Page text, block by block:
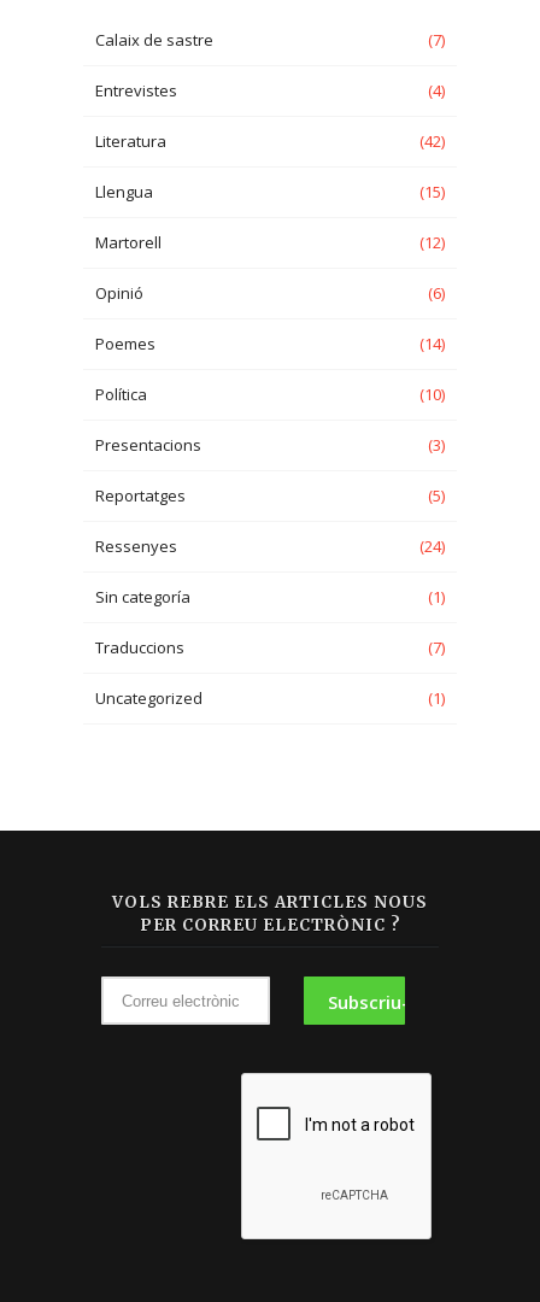
Calaix de sastre (7)
Entrevistes (4)
Literatura (42)
Llengua (15)
Martorell (12)
Opinió (6)
Poemes (14)
Política (10)
Presentacions (3)
Reportatges (5)
Ressenyes (24)
Sin categoría (1)
Traduccions (7)
Uncategorized (1)
VOLS REBRE ELS ARTICLES NOUS
PER CORREU ELECTRÒNIC ?